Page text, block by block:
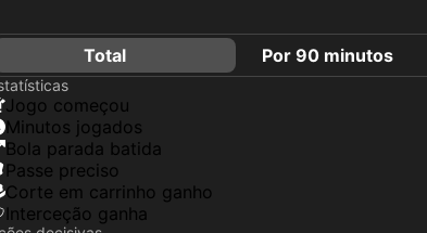
Total Por 90 minutos
jogo começou
minutos jogados
Bola parada batida
passe preciso
corte em carrinho ganho
interceção ganha